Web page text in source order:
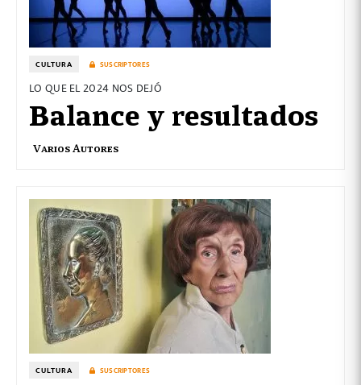
CULTURA SUSCRIPTORES
LO QUE EL 2024 NOS DEJÓ
Balance y resultados
Varios Autores
CULTURA SUSCRIPTORES